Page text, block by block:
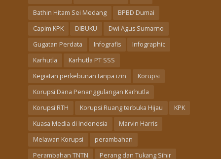
Bathin Hitam Sei Medang
BPBD Dumai
Capim KPK
DIBUKU
Dwi Agus Sumarno
Gugatan Perdata
Infografis
Infographic
Karhutla
Karhutla PT SSS
Kegiatan perkebunan tanpa izin
Korupsi
Korupsi Dana Penanggulangan Karhutla
Korupsi RTH
Korupsi Ruang terbuka Hijau
KPK
Kuasa Media di Indonesia
Marvin Harris
Melawan Korupsi
perambahan
Perambahan TNTN
Perang dan Tukang Sihir